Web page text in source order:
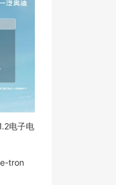
电子电
tron